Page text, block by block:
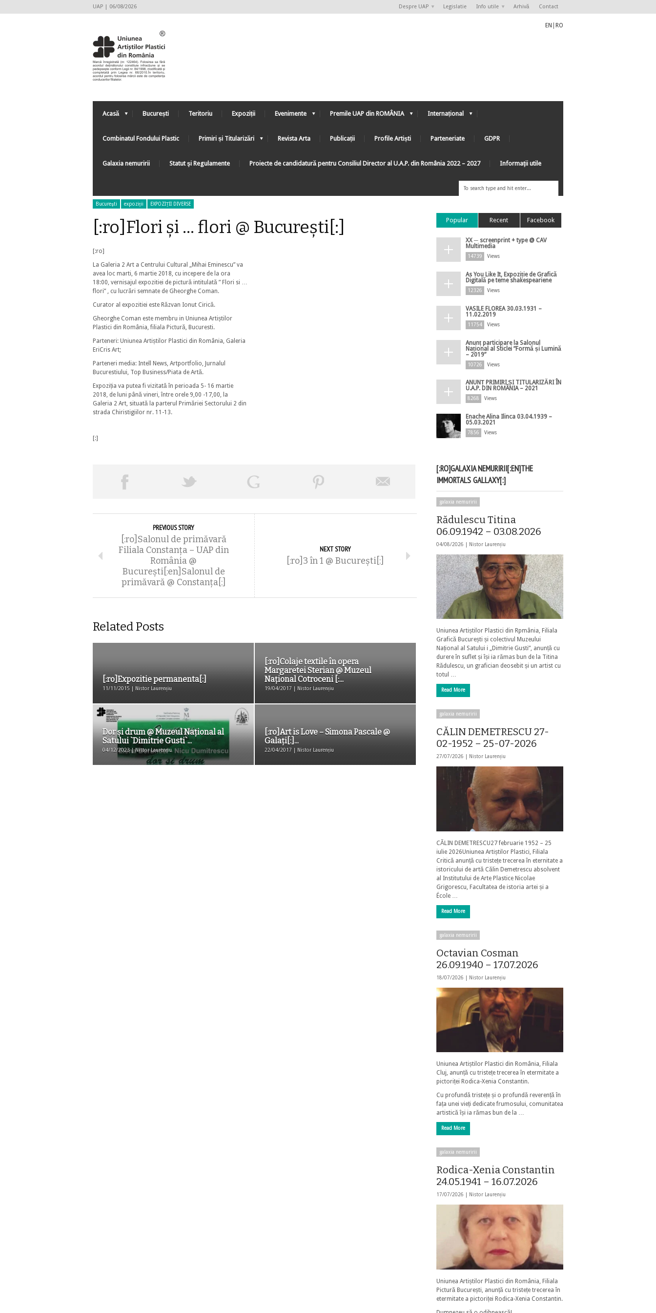
UAP | 06/08/2026 Despre UAP Legislatie Info utile Arhivă Contact
EN RO
Acasă București Teritoriu Expoziții Evenimente Premile UAP din ROMÂNIA Internațional
Combinatul Fondului Plastic Primiri și Titularizări Revista Arta Publicații Profile Artiști Parteneriate GDPR
Galaxia nemuririi Statut şi Regulamente Proiecte de candidatură pentru Consiliul Director al U.A.P. din România 2022 – 2027 Informaţii utile
Bucureşti expoziții EXPOZIȚII DIVERSE
[:ro]Flori și … flori @ București[:]
[:ro]
La Galeria 2 Art a Centrului Cultural „Mihai Eminescu” va
avea loc marti, 6 martie 2018, cu incepere de la ora
18:00, vernisajul expozitiei de pictură intitulată ” Flori si …
flori” , cu lucrări semnate de Gheorghe Coman.
Curator al expozitiei este Răzvan Ionut Cirică.
Gheorghe Coman este membru in Uniunea Artiștilor
Plastici din România, filiala Pictură, Bucuresti.
Parteneri: Uniunea Artiștilor Plastici din România, Galeria
EriCris Art;
Parteneri media: Intell News, Artportfolio, Jurnalul
Bucurestiului, Top Business/Piata de Artă.
Expoziția va putea fi vizitată în perioada 5- 16 martie
2018, de luni până vineri, între orele 9,00 -17,00, la
Galeria 2 Art, situată la parterul Primăriei Sectorului 2 din
strada Chiristigiilor nr. 11-13.
[:]
PREVIOUS STORY
[:ro]Salonul de primăvară
Filiala Constanța – UAP din
România @
București[:en]Salonul de
primăvară @ Constanța[:]
NEXT STORY
[:ro]3 în 1 @ București[:]
Related Posts
[:ro]Expozitie permanenta[:]
11/11/2015 | Nistor Laurențiu
[:ro]Colaje textile în opera
Margaretei Sterian @ Muzeul
Naţional Cotroceni [:...
19/04/2017 | Nistor Laurențiu
Dor şi drum @ Muzeul Naţional al
Satului `Dimitrie Gusti`...
04/12/2023 | Nistor Laurențiu
[:ro]Art is Love – Simona Pascale @
Galați[:]...
22/04/2017 | Nistor Laurențiu
Popular Recent Facebook
XX ─ screenprint + type @ CAV
Multimedia
14739 Views
As You Like It, Expoziție de Grafică
Digitală pe teme shakespeariene
12326 Views
VASILE FLOREA 30.03.1931 –
11.02.2019
11754 Views
Anunț participare la Salonul
Național al Sticlei ”Formă și Lumină
– 2019”
10726 Views
ANUNȚ PRIMIRI ȘI TITULARIZĂRI ÎN
U.A.P. DIN ROMÂNIA – 2021
8268 Views
Enache Alina Ilinca 03.04.1939 –
05.03.2021
7856 Views
[:RO]GALAXIA NEMURIRII[:EN]THE
IMMORTALS GALLAXY[:]
galaxia nemuririi
Rădulescu Titina
06.09.1942 – 03.08.2026
04/08/2026 | Nistor Laurențiu
Uniunea Artiștilor Plastici din Rpmânia, Filiala
Grafică București și colectivul Muzeului
Național al Satului i „Dimitrie Gusti”, anunță cu
durere în suflet și își ia rămas bun de la Titina
Rădulescu, un grafician deosebit și un artist cu
totul …
Read More
galaxia nemuririi
CĂLIN DEMETRESCU 27-
02-1952 – 25-07-2026
27/07/2026 | Nistor Laurențiu
CĂLIN DEMETRESCU27 februarie 1952 – 25
iulie 2026Uniunea Artiștilor Plastici, Filiala
Critică anunță cu tristețe trecerea în eternitate a
istoricului de artă Călin Demetrescu absolvent
al Institutului de Arte Plastice Nicolae
Grigorescu, Facultatea de istoria artei și a
École …
Read More
galaxia nemuririi
Octavian Cosman
26.09.1940 – 17.07.2026
18/07/2026 | Nistor Laurențiu
Uniunea Artiștilor Plastici din România, Filiala
Cluj, anunță cu tristețe trecerea în etermitate a
pictoriței Rodica-Xenia Constantin.
Cu profundă tristețe și o profundă reverență în
fața unei vieți dedicate frumosului, comunitatea
artistică își ia rămas bun de la …
Read More
galaxia nemuririi
Rodica-Xenia Constantin
24.05.1941 – 16.07.2026
17/07/2026 | Nistor Laurențiu
Uniunea Artiștilor Plastici din România, Filiala
Pictură București, anunță cu tristețe trecerea în
etermitate a pictoriței Rodica-Xenia Constantin.